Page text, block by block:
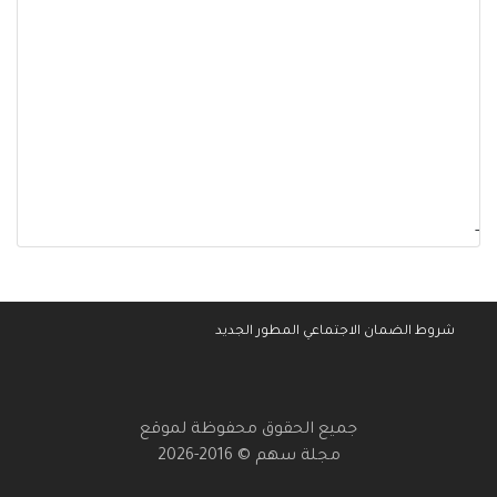
-
شروط الضمان الاجتماعي المطور الجديد
جميع الحقوق محفوظة لموقع
مجلة سهم © 2016-2026